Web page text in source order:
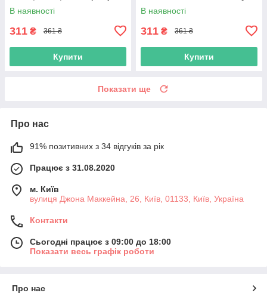
В наявності
311 ₴ 361 ₴
Купити
Fight - Оккоцу Юта - Інумакі
Тоге - Панда - Зенін
В наявності
311 ₴ 361 ₴
Купити
Показати ще
Про нас
91% позитивних з 34 відгуків за рік
Працює з 31.08.2020
м. Київ
вулиця Джона Маккейна, 26, Київ, 01133, Київ, Україна
Контакти
Сьогодні працює з 09:00 до 18:00
Показати весь графік роботи
Про нас